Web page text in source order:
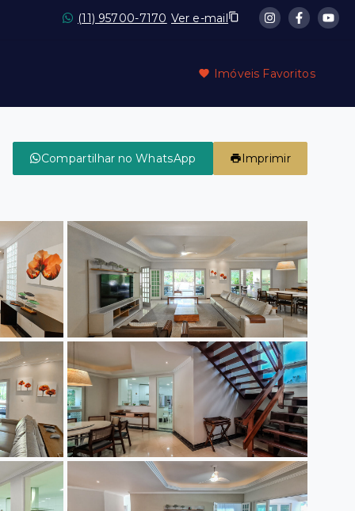
(11) 95700-7170 Ver e-mail
Imóveis Favoritos
Compartilhar no WhatsApp Imprimir